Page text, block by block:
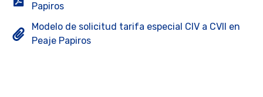
Papiros
Modelo de solicitud tarifa especial CIV a CVII en
Peaje Papiros